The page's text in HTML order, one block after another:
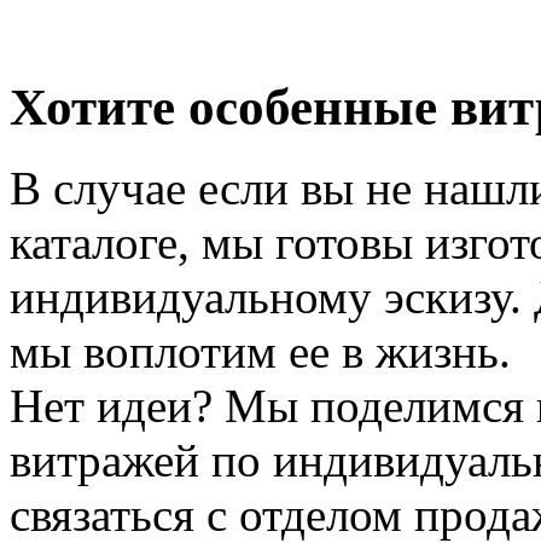
Хотите особенные
В случае если вы не
каталоге, мы готовы
индивидуальному
мы воплотим ее в жизнь.
Нет идеи? Мы поделимся
витражей по
связаться с отделом